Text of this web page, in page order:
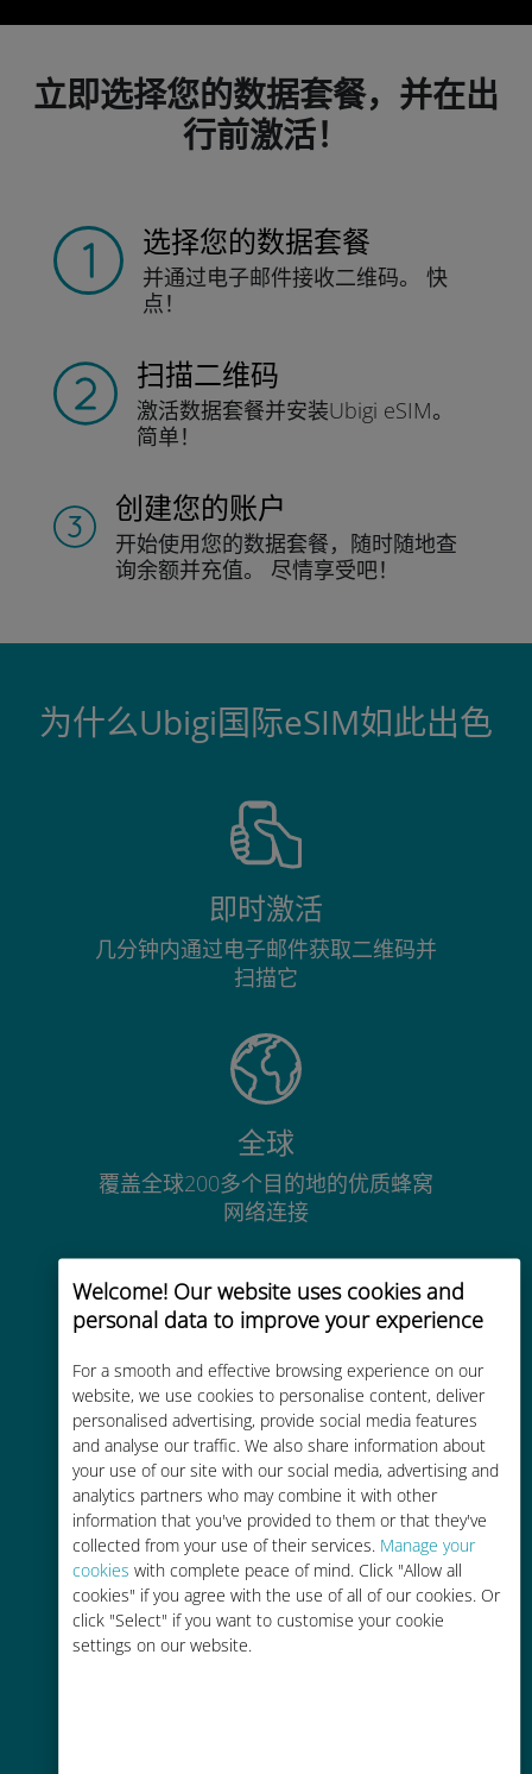
Welcome! Our website uses cookies and
personal data to improve your experience
For a smooth and effective browsing experience on our
website, we use cookies to personalise content, deliver
personalised advertising, provide social media features
and analyse our traffic. We also share information about
your use of our site with our social media, advertising and
analytics partners who may combine it with other
information that you've provided to them or that they've
collected from your use of their services. Manage your
cookies with complete peace of mind. Click "Allow all
cookies" if you agree with the use of all of our cookies. Or
click "Select" if you want to customise your cookie
settings on our website.
立即选择您的数据套餐，并在出
行前激活！
选择您的数据套餐
并通过电子邮件接收二维码。
快
点！
扫描二维码
激活数据套餐并安装Ubigi eSIM。
简单！
创建您的账户
开始使用您的数据套餐，随时随地查
询余额并充值。 尽情享受吧！
为什么Ubigi国际eSIM如此出色
即时激活
几分钟内通过电子邮件获取二维码并
扫描它
全球
覆盖全球200多个目的地的优质蜂窝
网络连接
经济实惠
比现有运营商的漫游费便宜高达90%
轻松充值
通过Ubigi应用随时随地通话，即使
没有Wi-Fi或剩余流量也能畅聊